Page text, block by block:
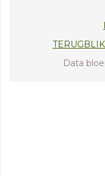
Data